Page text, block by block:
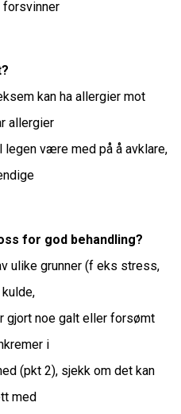
forsvinner
kan ha allergier mot
allergier
være med på å avklare,
for god behandling?
ulike grunner (f eks stress,
gjort noe galt eller forsømt
i
(pkt 2), sjekk om det kan
med